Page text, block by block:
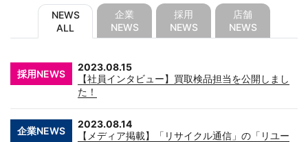
NEWS
ALL
企業
NEWS
採用
NEWS
店舗
NEWS
採用NEWS
2023.08.15
【社員インタビュー】買取検品担当を公開しまし
た！
企業NEWS
2023.08.14
【メディア掲載】「リサイクル通信」の「リユー